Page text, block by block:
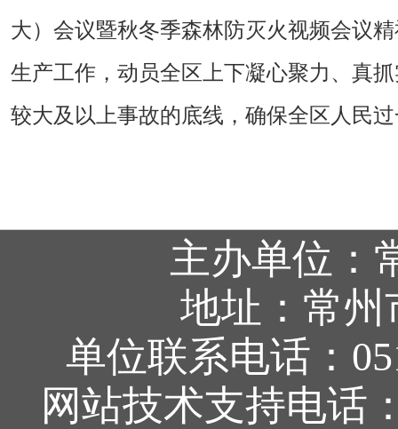
大）会议暨秋冬季森林防灭火视频会议
生产工作，动员全区上下凝心聚力、真
较大及以上事故的底线，确保全区人民
主办单位：
地址：常州
单位联系电话：
网站技术支持电话